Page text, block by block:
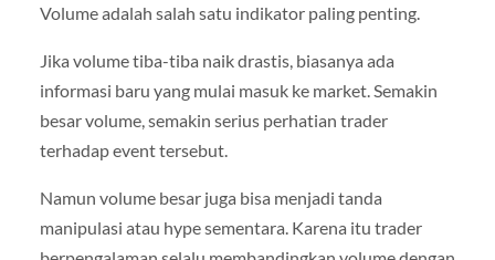
Volume adalah salah satu indikator paling penting.
Jika volume tiba-tiba naik drastis, biasanya ada
informasi baru yang mulai masuk ke market. Semakin
besar volume, semakin serius perhatian trader
terhadap event tersebut.
Namun volume besar juga bisa menjadi tanda
manipulasi atau hype sementara. Karena itu trader